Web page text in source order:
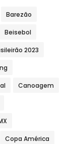
Barezão
Beisebol
2023
Canoagem
Copa América